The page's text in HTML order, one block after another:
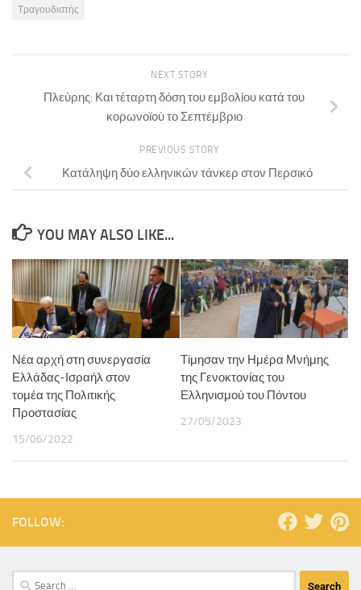
Τραγουδιστής
NEXT STORY
Πλεύρης: Και τέταρτη δόση του εμβολίου κατά του
κορωνοϊού το Σεπτέμβριο
PREVIOUS STORY
Κατάληψη δύο ελληνικών τάνκερ στον Περσικό
YOU MAY ALSO LIKE...
Νέα αρχή στη συνεργασία
Ελλάδας-Ισραήλ στον
τομέα της Πολιτικής
Προστασίας
15/06/2022
Τίμησαν την Ημέρα Μνήμης
της Γενοκτονίας του
Ελληνισμού του Πόντου
27/05/2023
FOLLOW: